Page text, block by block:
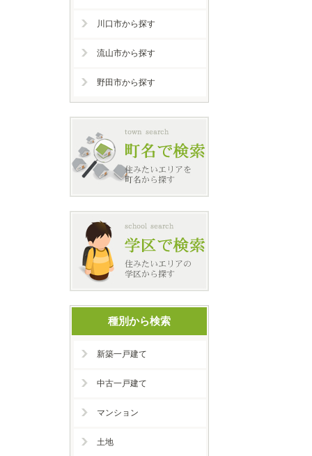
川口市から探す
流山市から探す
野田市から探す
種別から検索
新築一戸建て
中古一戸建て
マンション
土地